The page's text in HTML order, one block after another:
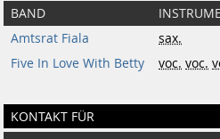
BAND
Amtsrat Fiala
sax.
Five In Love With Betty
voc. voc.
KONTAKT FÜR